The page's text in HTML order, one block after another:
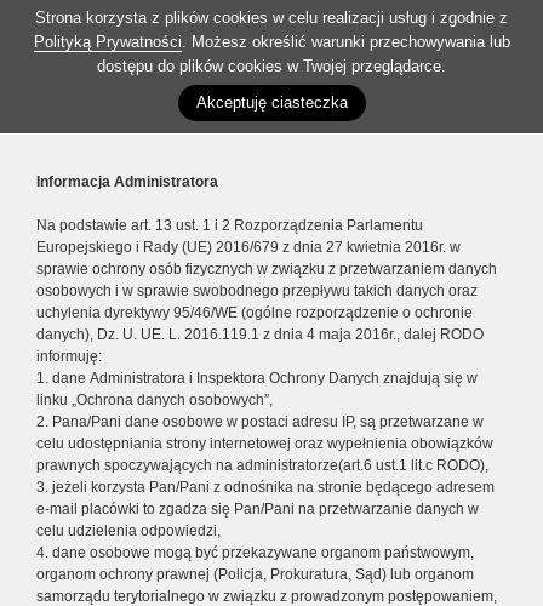
Strona korzysta z plików cookies w celu realizacji usług i zgodnie z
Polityką Prywatności. Możesz określić warunki przechowywania lub
dostępu do plików cookies w Twojej przeglądarce.
Akceptuję ciasteczka
Informacja Administratora
Na podstawie art. 13 ust. 1 i 2 Rozporządzenia Parlamentu
Europejskiego i Rady (UE) 2016/679 z dnia 27 kwietnia 2016r. w
sprawie ochrony osób fizycznych w związku z przetwarzaniem danych
osobowych i w sprawie swobodnego przepływu takich danych oraz
uchylenia dyrektywy 95/46/WE (ogólne rozporządzenie o ochronie
danych), Dz. U. UE. L. 2016.119.1 z dnia 4 maja 2016r., dalej RODO
informuję:
1. dane Administratora i Inspektora Ochrony Danych znajdują się w
linku „Ochrona danych osobowych”,
2. Pana/Pani dane osobowe w postaci adresu IP, są przetwarzane w
celu udostępniania strony internetowej oraz wypełnienia obowiązków
prawnych spoczywających na administratorze(art.6 ust.1 lit.c RODO),
3. jeżeli korzysta Pan/Pani z odnośnika na stronie będącego adresem
e-mail placówki to zgadza się Pan/Pani na przetwarzanie danych w
celu udzielenia odpowiedzi,
4. dane osobowe mogą być przekazywane organom państwowym,
organom ochrony prawnej (Policja, Prokuratura, Sąd) lub organom
samorządu terytorialnego w związku z prowadzonym postępowaniem,